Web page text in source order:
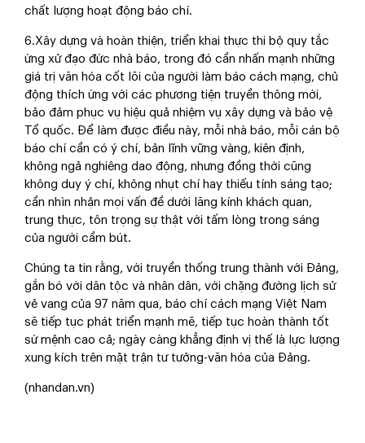
chất lượng hoạt động báo chí.
6.Xây dựng và hoàn thiện, triển khai thực thi bộ quy tắc
ứng xử đạo đức nhà báo, trong đó cần nhấn mạnh những
giá trị văn hóa cốt lõi của người làm báo cách mạng, chủ
động thích ứng với các phương tiện truyền thông mới,
bảo đảm phục vụ hiệu quả nhiệm vụ xây dựng và bảo vệ
Tổ quốc. Để làm được điều này, mỗi nhà báo, mỗi cán bộ
báo chí cần có ý chí, bản lĩnh vững vàng, kiên định,
không ngả nghiêng dao động, nhưng đồng thời cũng
không duy ý chí, không nhụt chí hay thiếu tính sáng tạo;
cần nhìn nhận mọi vấn đề dưới lăng kính khách quan,
trung thực, tôn trọng sự thật với tấm lòng trong sáng
của người cầm bút.
Chúng ta tin rằng, với truyền thống trung thành với Đảng,
gắn bó với dân tộc và nhân dân, với chặng đường lịch sử
vẻ vang của 97 năm qua, báo chí cách mạng Việt Nam
sẽ tiếp tục phát triển mạnh mẽ, tiếp tục hoàn thành tốt
sứ mệnh cao cả; ngày càng khẳng định vị thế là lực lượng
xung kích trên mặt trận tư tưởng-văn hóa của Đảng.
(nhandan.vn)